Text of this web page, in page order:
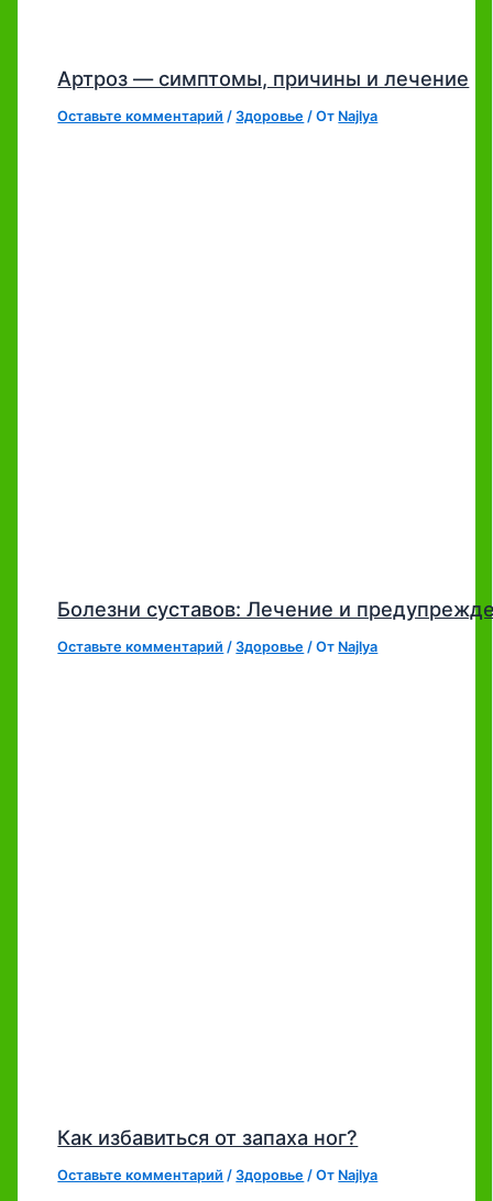
Артроз — симптомы, причины и лечение
Оставьте комментарий /Здоровье / От Najlya
Болезни суставов: Лечение и
Оставьте комментарий /Здоровье / От Najlya
Как избавиться от запаха ног?
Оставьте комментарий /Здоровье / От Najlya